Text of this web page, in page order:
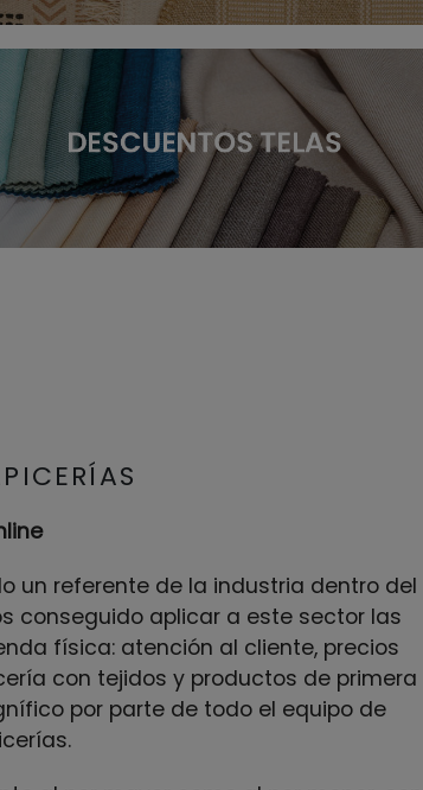
conseguido aplicar a este sector las
física: atención al cliente, precios
con tejidos y productos de primera
por parte de todo el equipo de